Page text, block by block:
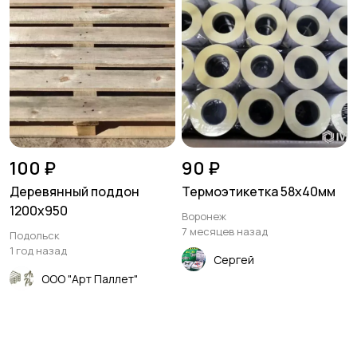
100 ₽
Деревянный поддон
1200x950
Подольск
1 год назад
ООО "Арт Паллет"
90 ₽
Термоэтикетка 58х40мм
Воронеж
7 месяцев назад
Сергей